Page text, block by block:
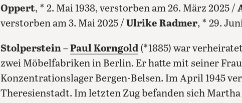
Oppert, * 2. Mai 1938, verstorben am 26. März 2025 /
verstorben am 3. Mai 2025 / Ulrike Radmer, * 29.
Stolperstein–Paul Korngold (*1885) war
zwei Möbelfabriken in Berlin. Er hatte mit seiner
Konzentrationslager Bergen-Belsen. Im April 1945
Theresienstadt. Im letzten Zug befanden sich